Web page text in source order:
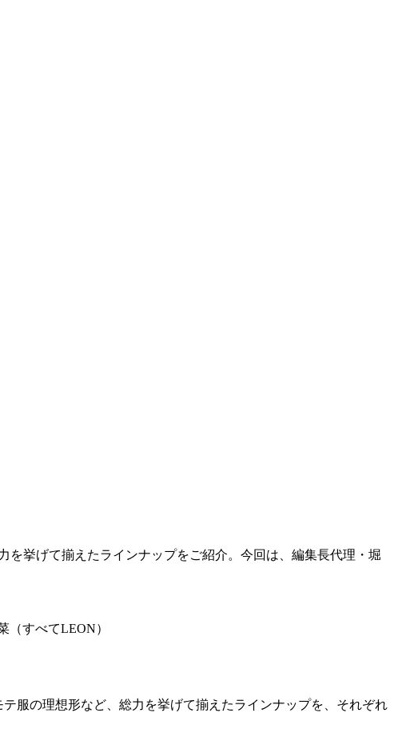
挙げて揃えたラインナップをご紹介。今回は、編集長代理・堀
すべてLEON）
服の理想形など、総力を挙げて揃えたラインナップを、それぞれ